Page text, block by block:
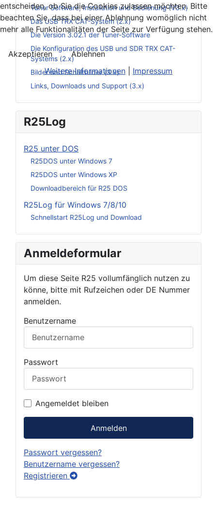
Tuner Software, Installation und Bedienung (V3.x)
Das USB TRX CAT-System (2.x)
Die Version 3.02.1 der Tuner-Software
Die Konfiguration des USB und SDR TRX CAT-
Systems (2.x)
Bilder und Schaltbilder (3.x)
Links, Downloads und Support (3.x)
R25Log
R25 unter DOS
R25DOS unter Windows 7
R25DOS unter Windows XP
Downloadbereich für R25 DOS
R25Log für Windows 7/8/10
Schnellstart R25Log und Download
Anmeldeformular
Um diese Seite R25 vollumfänglich nutzen zu
könne, bitte mit Rufzeichen oder DE Nummer
anmelden.
Benutzername
Passwort
Angemeldet bleiben
Anmelden
Passwort vergessen?
Benutzername vergessen?
Registrieren
entscheiden, ob Sie die Cookies zulassen möchten. Bitte
beachten Sie, dass bei einer Ablehnung womöglich nicht
mehr alle Funktionalitäten der Seite zur Verfügung stehen.
Akzeptieren
Ablehnen
Weitere Informationen
Impressum